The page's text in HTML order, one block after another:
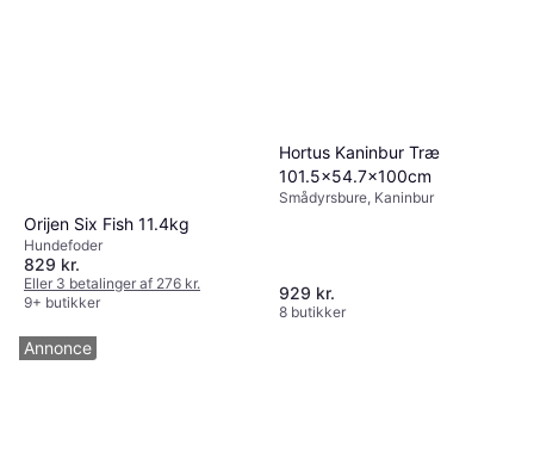
Orijen Six Fish 11.4kg
Hundefoder
829 kr.
Eller 3 betalinger af 276 kr.
9+ butikker
Hortus Kaninbur Træ
101.5x54.7x100cm
Smådyrsbure, Kaninbur
929 kr.
8 butikker
Annonce